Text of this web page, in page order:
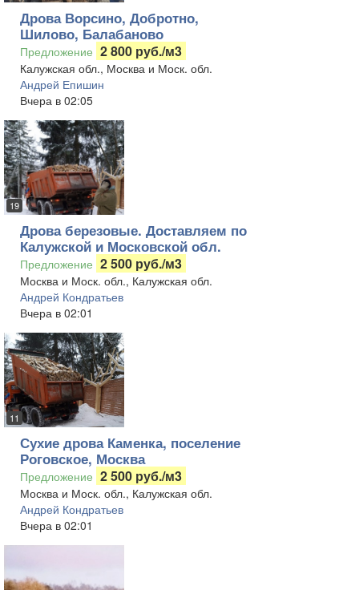
Дрова Ворсино, Добротно,
Шилово, Балабаново
Предложение 2 800 руб./м3
Калужская обл., Москва и Моск. обл.
Андрей Епишин
Вчера в 02:05
19
Дрова березовые. Доставляем по
Калужской и Московской обл.
Предложение 2 500 руб./м3
Москва и Моск. обл., Калужская обл.
Андрей Кондратьев
Вчера в 02:01
11
Сухие дрова Каменка, поселение
Роговское, Москва
Предложение 2 500 руб./м3
Москва и Моск. обл., Калужская обл.
Андрей Кондратьев
Вчера в 02:01